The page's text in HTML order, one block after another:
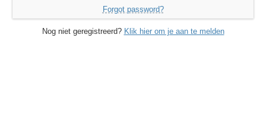
Forgot password?
Nog niet geregistreerd? Klik hier om je aan te melden